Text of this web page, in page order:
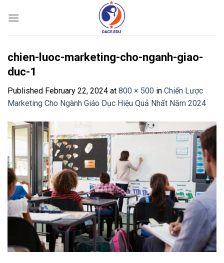
chien-luoc-marketing-cho-nganh-giao-
duc-1
Published February 22, 2024 at 800 × 500 in Chiến Lược
Marketing Cho Ngành Giáo Dục Hiệu Quả Nhất Năm 2024